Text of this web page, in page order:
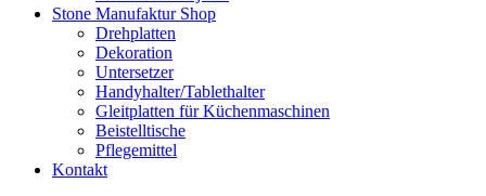
Stone Manufaktur Shop
Drehplatten
Dekoration
Untersetzer
Handyhalter/Tablethalter
Gleitplatten für Küchenmaschinen
Beistelltische
Pflegemittel
Kontakt